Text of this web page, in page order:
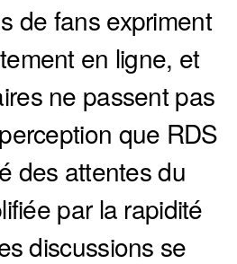
de fans expriment
en ligne, et
ne passent pas
que RDS
des attentes du
par la rapidité
discussions se